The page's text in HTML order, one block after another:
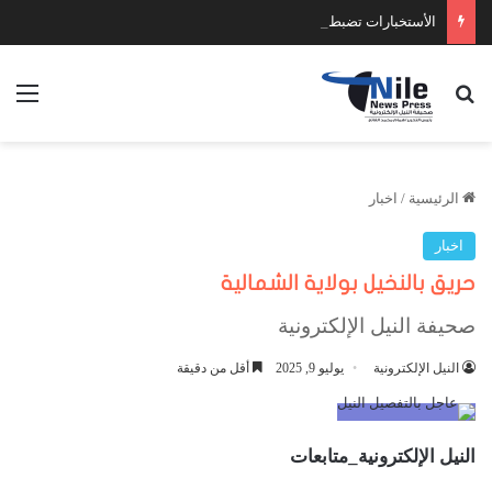
الأستخبارات تضبط عدد كبير من السلاح والمخدرات
بحث عن
الرئيسية / اخبار
اخبار
حريق بالنخيل بولاية الشمالية
صحيفة النيل الإلكترونية
النيل الإلكترونية يوليو 9, 2025 أقل من دقيقة
النيل الإلكترونية_متابعات